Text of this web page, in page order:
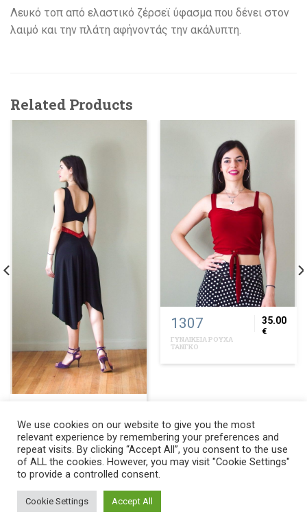
Λευκό τοπ από ελαστικό ζέρσεϊ ύφασμα που δένει στον
λαιμό και την πλάτη αφήνοντάς την ακάλυπτη.
Related Products
ΓΥΝΑΙΚΕΙΑ ΡΟΥΧΑ
ΤΑΝΓΚΟ
1307
ΓΥΝΑΙΚΕΙΑ ΡΟΥΧΑ
ΤΑΝΓΚΟ
35.00
€
Copyright 2017 ©Alegria | Tango Shoes & Tango Fashion
Designed byEmilios Takas
We use cookies on our website to give you the most
relevant experience by remembering your preferences and
repeat visits. By clicking “Accept All”, you consent to the use
of ALL the cookies. However, you may visit "Cookie Settings"
to provide a controlled consent.
Cookie Settings Accept All